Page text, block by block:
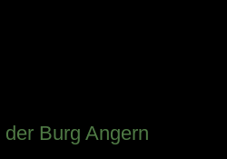
Burg Angern